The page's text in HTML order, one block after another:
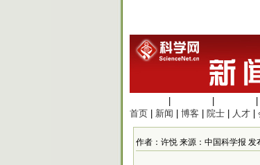
首页
新闻 博客 院士 人才
作者：许悦 来源：中国科学报 发